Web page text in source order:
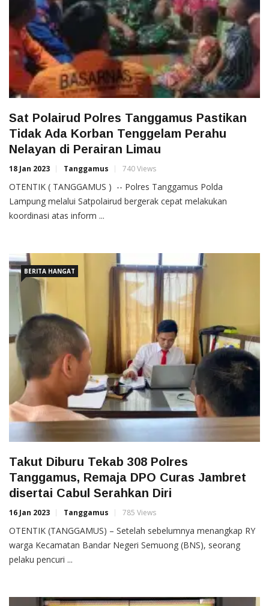
Sat Polairud Polres Tanggamus Pastikan
Tidak Ada Korban Tenggelam Perahu
Nelayan di Perairan Limau
18 Jan 2023 Tanggamus 740 Views
OTENTIK ( TANGGAMUS ) -- Polres Tanggamus Polda
Lampung melalui Satpolairud bergerak cepat melakukan
koordinasi atas inform ...
BERITA HANGAT
Takut Diburu Tekab 308 Polres
Tanggamus, Remaja DPO Curas Jambret
disertai Cabul Serahkan Diri
16 Jan 2023 Tanggamus 785 Views
OTENTIK (TANGGAMUS) – Setelah sebelumnya menangkap RY
warga Kecamatan Bandar Negeri Semuong (BNS), seorang
pelaku pencuri ...